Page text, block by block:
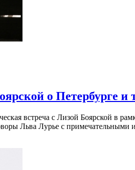
о Петербурге и
встреча с Лизой Боярской в
Льва Лурье с